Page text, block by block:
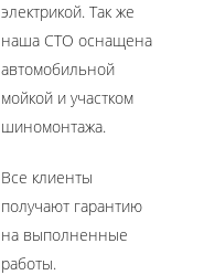
электрикой. Так же
наша СТО оснащена
автомобильной
мойкой и участком
шиномонтажа.
Все клиенты
получают гарантию
на выполненные
работы.